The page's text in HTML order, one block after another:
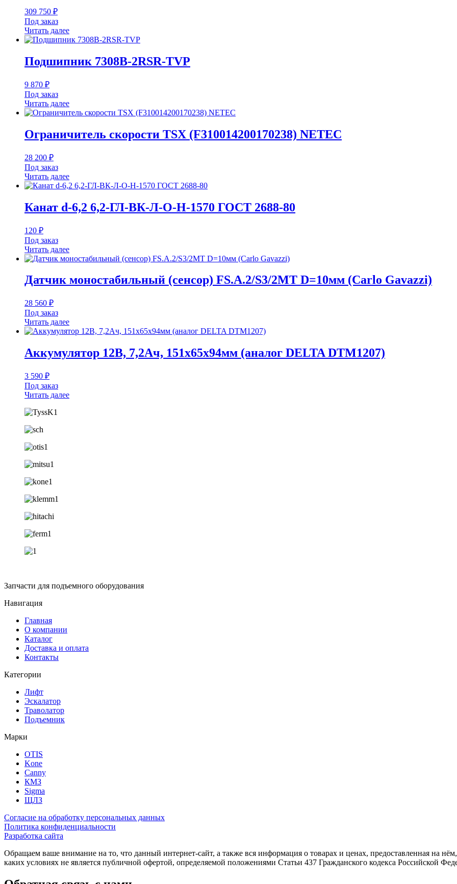
309 750 ₽
Под заказ
Читать далее
Подшипник 7308B-2RSR-TVP
9 870 ₽
Под заказ
Читать далее
Ограничитель скорости TSX (F310014200170238) NETEC
28 200 ₽
Под заказ
Читать далее
Канат d-6,2 6,2-ГЛ-ВК-Л-О-Н-1570 ГОСТ 2688-80
120 ₽
Под заказ
Читать далее
Датчик моностабильный (сенсор) FS.A.2/S3/2MT D=10мм (Carlo Gavazzi)
28 560 ₽
Под заказ
Читать далее
Аккумулятор 12В, 7,2Ач, 151x65x94мм (аналог DELTA DTM1207)
3 590 ₽
Под заказ
Читать далее
Запчасти для подъемного оборудования
Навигация
Главная
О компании
Каталог
Доставка и оплата
Контакты
Категории
Лифт
Эскалатор
Траволатор
Подъемник
Марки
OTIS
Kone
Canny
КМЗ
Sigma
ЩЛЗ
Согласие на обработку персональных данных
Политика конфиденциальности
Разработка сайта
Обращаем ваше внимание на то, что данный интернет-сайт, а также вся информация о товарах и ценах, предоставленная на
каких условиях не является публичной офертой, определяемой положениями Статьи 437 Гражданского кодекса Российской